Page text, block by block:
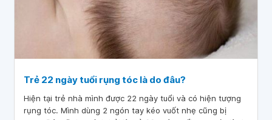
Trẻ 22 ngày tuổi rụng tóc là do đâu?
Hiện tại trẻ nhà mình được 22 ngày tuổi và có hiện tượng
rụng tóc. Mình dùng 2 ngón tay kéo vuốt nhẹ cũng bị